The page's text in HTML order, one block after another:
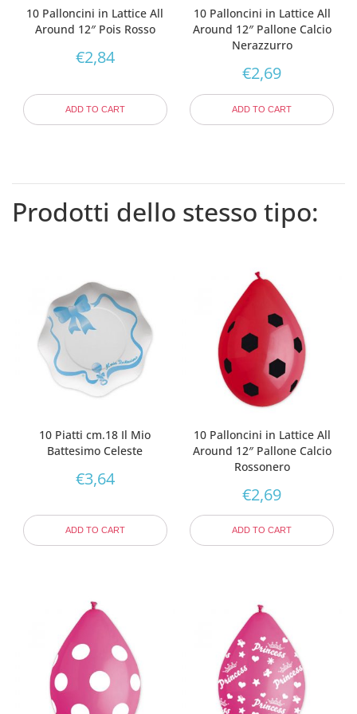
10 Palloncini in Lattice All
Around 12″ Pois Rosso
€2,84
ADD TO CART
10 Palloncini in Lattice All
Around 12″ Pallone Calcio
Nerazzurro
€2,69
ADD TO CART
Prodotti dello stesso tipo:
10 Piatti cm.18 Il Mio
Battesimo Celeste
€3,64
ADD TO CART
10 Palloncini in Lattice All
Around 12″ Pallone Calcio
Rossonero
€2,69
ADD TO CART